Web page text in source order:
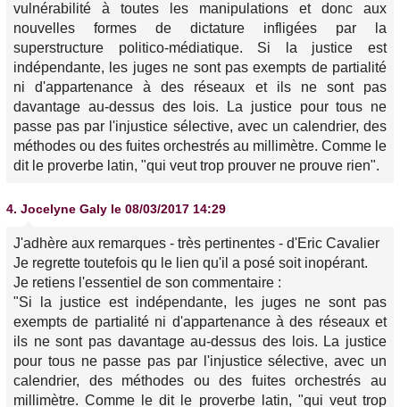
vulnérabilité à toutes les manipulations et donc aux
nouvelles formes de dictature infligées par la
superstructure politico-médiatique. Si la justice est
indépendante, les juges ne sont pas exempts de partialité
ni d'appartenance à des réseaux et ils ne sont pas
davantage au-dessus des lois. La justice pour tous ne
passe pas par l'injustice sélective, avec un calendrier, des
méthodes ou des fuites orchestrés au millimètre. Comme le
dit le proverbe latin, "qui veut trop prouver ne prouve rien".
4. Jocelyne Galy le 08/03/2017 14:29
J'adhère aux remarques - très pertinentes - d'Eric Cavalier
Je regrette toutefois qu le lien qu'il a posé soit inopérant.
Je retiens l'essentiel de son commentaire :
"Si la justice est indépendante, les juges ne sont pas
exempts de partialité ni d'appartenance à des réseaux et
ils ne sont pas davantage au-dessus des lois. La justice
pour tous ne passe pas par l'injustice sélective, avec un
calendrier, des méthodes ou des fuites orchestrés au
millimètre. Comme le dit le proverbe latin, "qui veut trop